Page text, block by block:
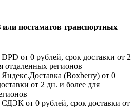
постаматов транспортных
от 0 рублей, срок доставки от 2
отдаленных регионов
(Boxberry) от 0
от 2 дн. и более для
от 0 рублей, срок доставки от